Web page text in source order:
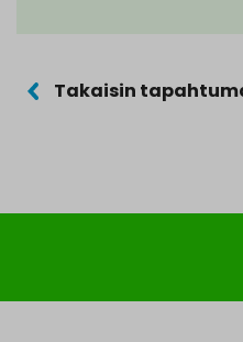
Takaisin